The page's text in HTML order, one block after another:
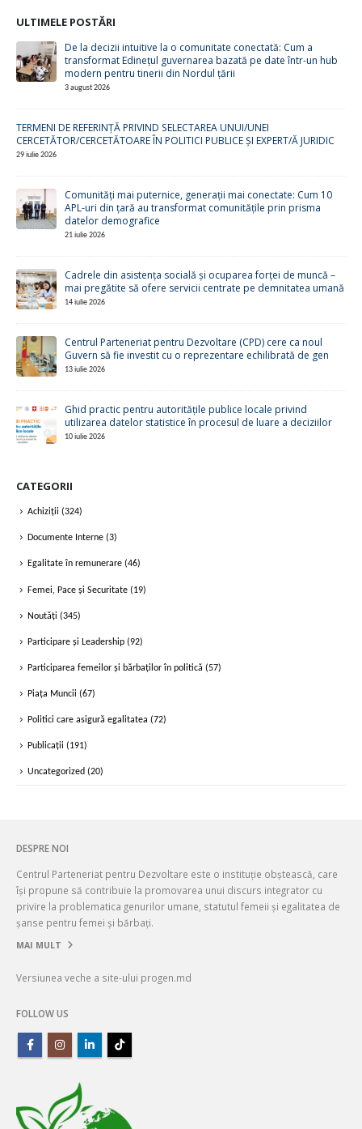
ULTIMELE POSTĂRI
De la decizii intuitive la o comunitate conectată: Cum a
transformat Edinețul guvernarea bazată pe date într-un hub
modern pentru tinerii din Nordul țării
3 august 2026
TERMENI DE REFERINȚĂ PRIVIND SELECTAREA UNUI/UNEI
CERCETĂTOR/CERCETĂTOARE ÎN POLITICI PUBLICE ȘI EXPERT/Ă JURIDIC
29 iulie 2026
Comunități mai puternice, generații mai conectate: Cum 10
APL-uri din țară au transformat comunitățile prin prisma
datelor demografice
21 iulie 2026
Cadrele din asistența socială și ocuparea forței de muncă –
mai pregătite să ofere servicii centrate pe demnitatea umană
14 iulie 2026
Centrul Parteneriat pentru Dezvoltare (CPD) cere ca noul
Guvern să fie investit cu o reprezentare echilibrată de gen
13 iulie 2026
Ghid practic pentru autoritățile publice locale privind
utilizarea datelor statistice în procesul de luare a deciziilor
10 iulie 2026
CATEGORII
Achiziții (324)
Documente Interne (3)
Egalitate în remunerare (46)
Femei, Pace și Securitate (19)
Noutăți (345)
Participare și Leadership (92)
Participarea femeilor și bărbaților în politică (57)
Piața Muncii (67)
Politici care asigură egalitatea (72)
Publicații (191)
Uncategorized (20)
DESPRE NOI
Centrul Parteneriat pentru Dezvoltare este o instituție obștească, care
își propune să contribuie la promovarea unui discurs integrator cu
privire la problematica genurilor umane, statutul femeii și egalitatea de
șanse pentru femei și bărbați.
MAI MULT
Versiunea veche a site-ului progen.md
FOLLOW US